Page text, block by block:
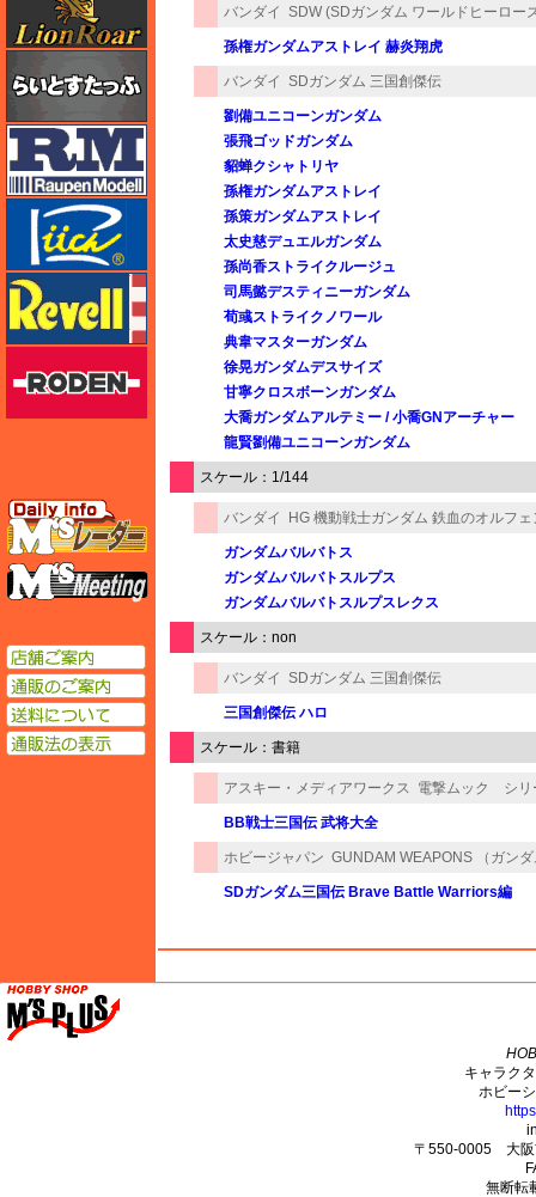
バンダイ SDW (SDガンダム ワールドヒーロー
孫権ガンダムアストレイ 赫炎翔虎
バンダイ SDガンダム 三国創傑伝
劉備ユニコーンガンダム
張飛ゴッドガンダム
貂蝉クシャトリヤ
孫権ガンダムアストレイ
孫策ガンダムアストレイ
太史慈デュエルガンダム
孫尚香ストライクルージュ
司馬懿デスティニーガンダム
荀彧ストライクノワール
典韋マスターガンダム
徐晃ガンダムデスサイズ
甘寧クロスボーンガンダム
大喬ガンダムアルテミー / 小喬GNアーチャー
龍賢劉備ユニコーンガンダム
スケール：1/144
バンダイ HG 機動戦士ガンダム 鉄血のオルフェ
ガンダムバルバトス
ガンダムバルバトスルプス
ガンダムバルバトスルプスレクス
スケール：non
バンダイ SDガンダム 三国創傑伝
三国創傑伝 ハロ
スケール：書籍
アスキー・メディアワークス 電撃ムック シリ
BB戦士三国伝 武将大全
ホビージャパン GUNDAM WEAPONS （ガン
SDガンダム三国伝 Brave Battle Warriors編
ラウペンモデル
リッチモデル
エムズレーダー
エムズミーティング
店舗ご案内
通販のご案内
送料について
通販法の表示
キャラク
ホビー
〒550-0005 大阪
無断転